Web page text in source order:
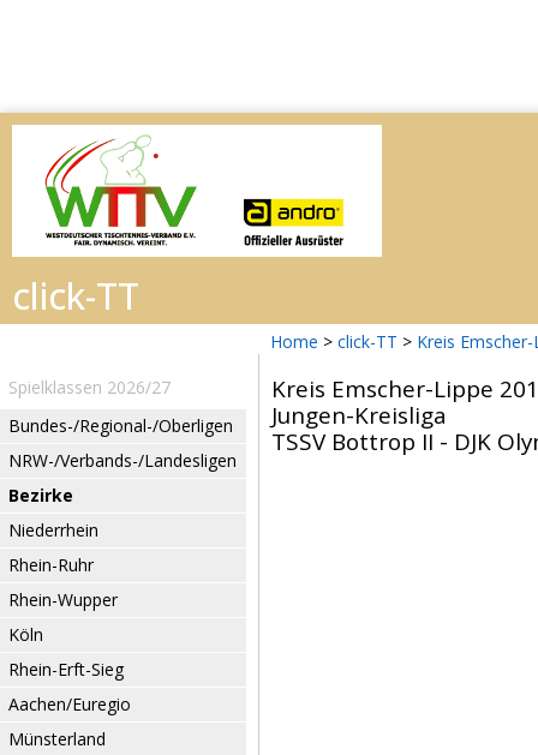
Home > click-TT > Kreis
Spielklassen 2026/27
Bundes-/Regional-/Oberligen
NRW-/Verbands-/Landesligen
Bezirke
Niederrhein
Rhein-Ruhr
Rhein-Wupper
Köln
Rhein-Erft-Sieg
Aachen/Euregio
Münsterland
Kreis Emscher-Lippe
Jungen-Kreisliga
TSSV Bottrop II - DJK